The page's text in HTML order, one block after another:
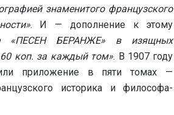
знаменитого французского
. И — дополнение к этому
«ПЕСЕН БЕРАНЖЕ» в изящных
коп. за каждый том». В 1907 году
приложение в пяти томах —
историка и философа-